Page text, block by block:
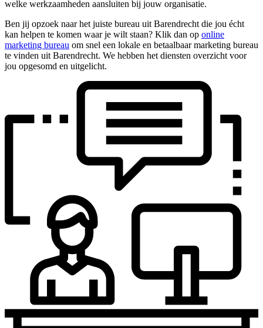
welke werkzaamheden aansluiten bij jouw organisatie.
Ben jij opzoek naar het juiste bureau uit Barendrecht die jou écht
kan helpen te komen waar je wilt staan? Klik dan op online
marketing bureau om snel een lokale en betaalbaar marketing bureau
te vinden uit Barendrecht. We hebben het diensten overzicht voor
jou opgesomd en uitgelicht.